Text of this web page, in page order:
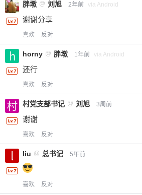
胖墩 @ 刘旭 2年前 via Android
谢谢分享
喜欢 反对
horny @ 胖墩 1年前 via Android
还行
喜欢 反对
村党支部书记 @ 刘旭 3周前
谢谢
喜欢 反对
liu @ 总书记 5年前
喜欢 反对